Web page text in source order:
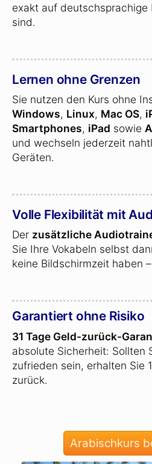
exakt auf deutschsprachige
sind.
Lernen ohne Grenzen
Sie nutzen den Kurs ohne
Windows, Linux, Mac OS,
Smartphones, iPad sowie
und wechseln jederzeit
Geräten.
Volle Flexibilität mit
Der zusätzliche
Sie Ihre Vokabeln selbst
keine Bildschirmzeit haben
Garantiert ohne Risiko
31 Tage Geld-zurück-
absolute Sicherheit: Sollten
zufrieden sein, erhalten Sie
zurück.
Arabischkurs